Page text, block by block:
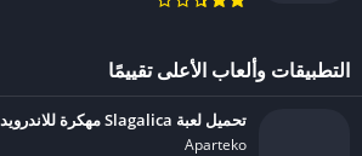
التطبيقات وألعاب الأعلى تقييمًا
تحميل لعبة Slagalica مهكرة للاندرويد 2024
Aparteko‏